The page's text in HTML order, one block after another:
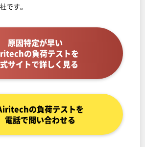
です。
原因特定が早い
の負荷テストを
サイトで詳しく見る
の負荷テストを
電話で問い合わせる